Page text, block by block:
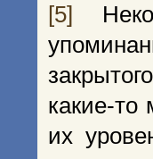
[5]
какие-то
их